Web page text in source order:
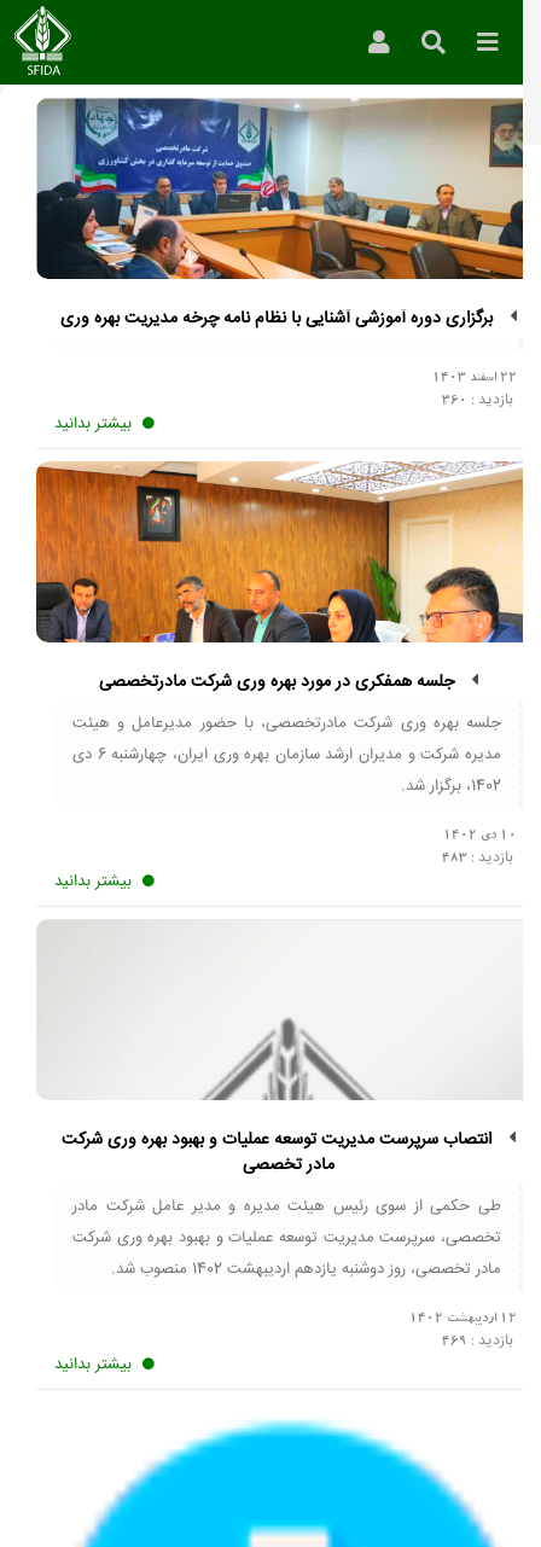
»مدیریت توسعه و بهبود بهره‌وری
برگزاری دوره آموزشی آشنایی با نظام نامه چرخه مدیریت بهره وری
بازدید :360
بیشتر بدانید
جلسه همفکری در مورد بهره وری شرکت مادرتخصصی
جلسه بهره وری شرکت مادرتخصصی، با حضور مدیرعامل و هیئت
مدیره شرکت و مدیران ارشد سازمان بهره وری ایران، چهارشنبه 6 دی
1402، برگزار شد.
بازدید :483
بیشتر بدانید
انتصاب سرپرست مدیریت توسعه عملیات و بهبود بهره وری شرکت
مادر تخصصی
طی حکمی از سوی رئیس هیئت مدیره و مدیر عامل شرکت مادر
تخصصی، سرپرست مدیریت توسعه عملیات و بهبود بهره وری شرکت
مادر تخصصی، روز دوشنبه یازدهم اردیبهشت 1402 منصوب شد.
بازدید :469
بیشتر بدانید